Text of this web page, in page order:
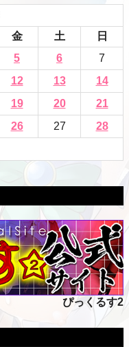
金 土
日
5 6
7
12 13
14
19 20
21
26 27
28
ぴっくるす2